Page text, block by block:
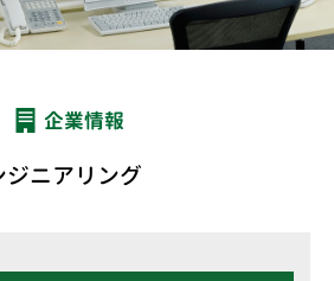
企業情報
ニアリング